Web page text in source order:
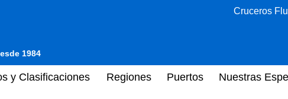
1984
Cruceros
y Clasificaciones Regiones Puertos Nuestras